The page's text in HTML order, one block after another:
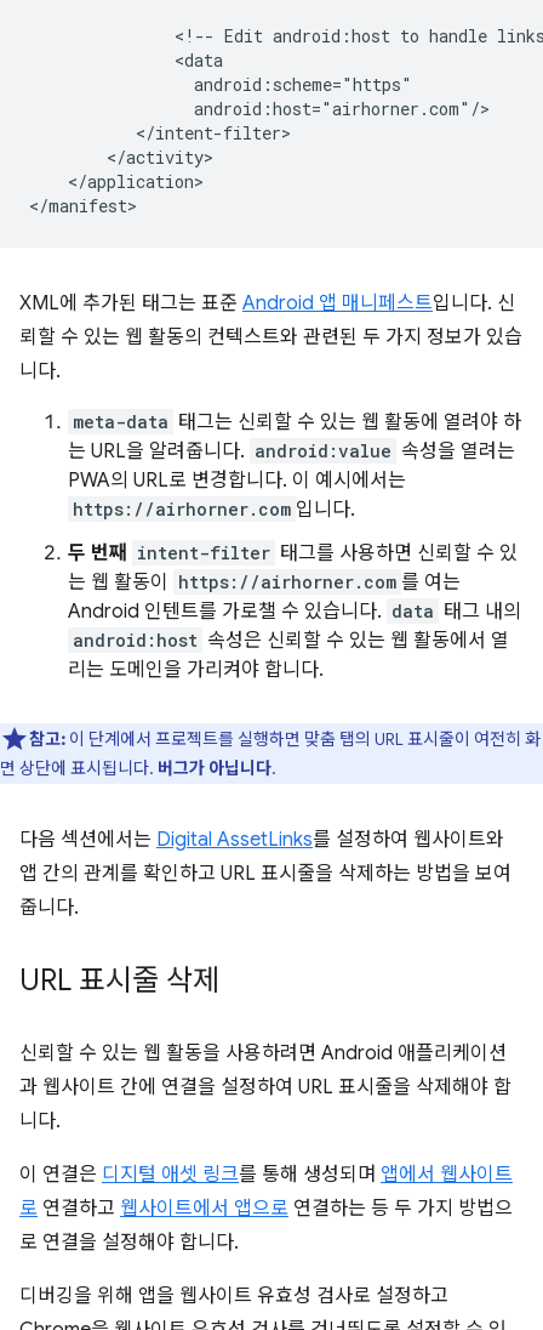
<!-- Edit android:host to handle
</application>
XML에 추가된 태그는 표준 Android 앱 매니페스트입니다. 신
뢰할 수 있는 웹 활동의 컨텍스트와 관련된 두 가지 정보가 있습
니다.
meta-data 태그는 신뢰할 수 있는 웹 활동에 열려야 하
는 URL을 알려줍니다. android:value 속성을 열려는
PWA의 URL로 변경합니다. 이 예시에서는
https://airhorner.com 입니다.
두 번째
intent-filter 태그를 사용하면 신뢰할 수 있
는 웹 활동이
https://airhorner.com 를 여는
Android 인텐트를 가로챌 수 있습니다. data 태그 내의
android:host 속성은 신뢰할 수 있는 웹 활동에서 열
리는 도메인을 가리켜야 합니다.
참고: 이 단계에서 프로젝트를 실행하면 맞춤 탭의 URL 표시줄이 여전히 화
면 상단에 표시됩니다. 버그가 아닙니다.
다음 섹션에서는 Digital AssetLinks를 설정하여 웹사이트와
앱 간의 관계를 확인하고 URL 표시줄을 삭제하는 방법을 보여
줍니다.
URL 표시줄 삭제
신뢰할 수 있는 웹 활동을 사용하려면 Android 애플리케이션
과 웹사이트 간에 연결을 설정하여 URL 표시줄을 삭제해야 합
니다.
이 연결은 디지털 애셋 링크를 통해 생성되며 앱에서 웹사이트
로 연결하고 웹사이트에서 앱으로 연결하는 등 두 가지 방법으
로 연결을 설정해야 합니다.
디버깅을 위해 앱을 웹사이트 유효성 검사로 설정하고